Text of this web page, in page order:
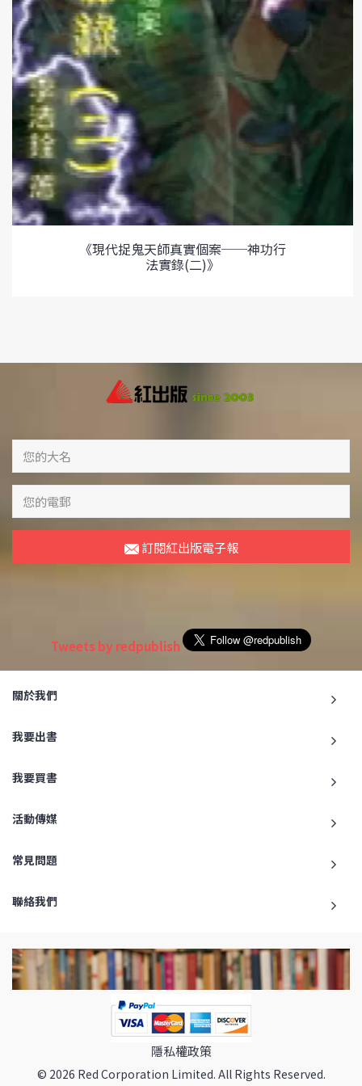
《現代捉鬼天師真實個案──神功行
法實錄(二)》
訂閱紅出版電子報
Tweets by redpublish
關於我們
我要出書
我要買書
活動傳媒
常見問題
聯絡我們
隱私權政策
© 2026 Red Corporation Limited. All Rights Reserved.